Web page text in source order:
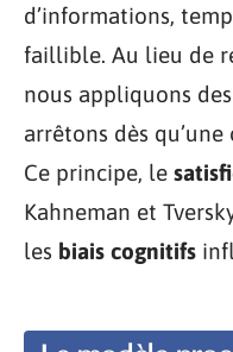
d’informations,
faillible. Au lieu de
nous appliquons des
arrêtons dès
Ce principe, le
Kahneman et
les biais cognitifs